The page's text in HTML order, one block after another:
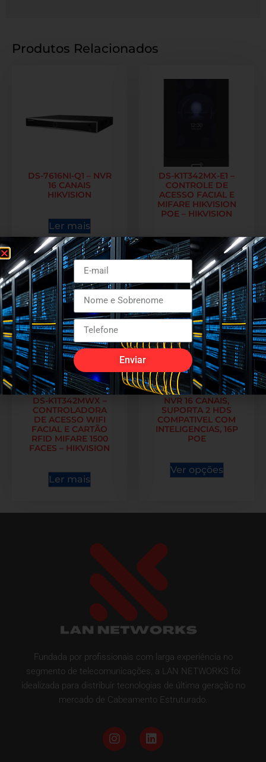
Produtos Relacionados
DS-7616NI-Q1 – NVR
16 CANAIS
HIKVISION
Ler mais
DS-K1T342MX-E1 –
CONTROLE DE
ACESSO FACIAL E
MIFARE HIKVISION
POE – HIKVISION
Ler mais
DS-K1T342MWX –
CONTROLADORA
DE ACESSO WIFI
FACIAL E CARTÃO
RFID MIFARE 1500
FACES – HIKVISION
Ler mais
NVR 16 CANAIS,
SUPORTA 2 HDS
COMPATIVEL COM
INTELIGENCIAS, 16P
POE
Ver opções
Fundada por profissionais com larga experiência no
segmento de telecomunicações, a LAN NETWORKS foi
idealizada para distribuir tecnologias de última geração no
mercado de Cabeamento Estruturado.
Enviar